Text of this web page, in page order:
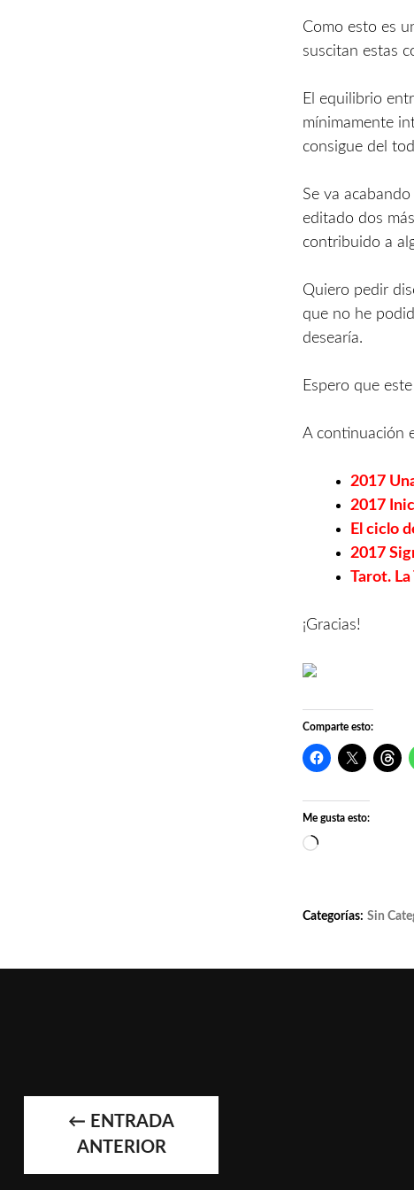
Como esto es
suscitan estas
El equilibrio
mínimamente
consigue del
Se va
editado dos
contribuido a
Quiero pedir
que no he
desearía.
Espero que
A continuación
2017
2017
El ciclo
2017
Tarot.
¡Gracias!
Comparte esto:
Me gusta esto:
Cargando...
Categorías: Sin
← ENTRADA
ANTERIOR